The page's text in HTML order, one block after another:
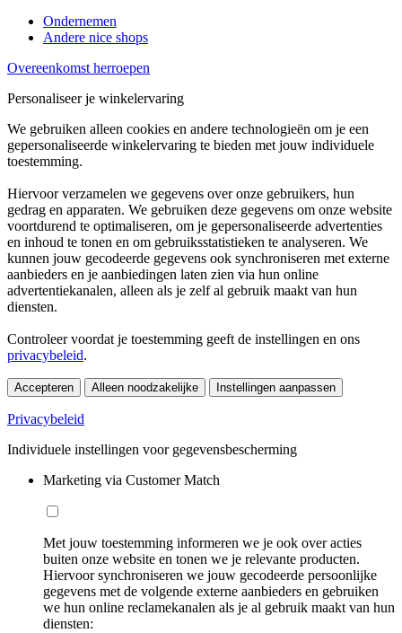
Ondernemen
Andere nice shops
Overeenkomst herroepen
Personaliseer je winkelervaring
We gebruiken alleen cookies en andere technologieën om je een
gepersonaliseerde winkelervaring te bieden met jouw individuele
toestemming.
Hiervoor verzamelen we gegevens over onze gebruikers, hun
gedrag en apparaten. We gebruiken deze gegevens om onze website
voortdurend te optimaliseren, om je gepersonaliseerde advertenties
en inhoud te tonen en om gebruiksstatistieken te analyseren. We
kunnen jouw gecodeerde gegevens ook synchroniseren met externe
aanbieders en je aanbiedingen laten zien via hun online
advertentiekanalen, alleen als je zelf al gebruik maakt van hun
diensten.
Controleer voordat je toestemming geeft de instellingen en ons
privacybeleid.
Accepteren Alleen noodzakelijke Instellingen aanpassen
Privacybeleid
Individuele instellingen voor gegevensbescherming
Marketing via Customer Match
Met jouw toestemming informeren we je ook over acties
buiten onze website en tonen we je relevante producten.
Hiervoor synchroniseren we jouw gecodeerde persoonlijke
gegevens met de volgende externe aanbieders en gebruiken
we hun online reclamekanalen als je al gebruik maakt van hun
diensten: